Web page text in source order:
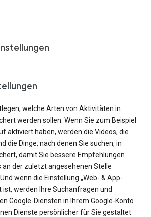
welche Arten von Aktivitäten in
werden sollen. Wenn Sie zum Beispiel
aktiviert haben, werden die Videos, die
die Dinge, nach denen Sie suchen, in
damit Sie bessere Empfehlungen
an der zuletzt angesehenen Stelle
wenn die Einstellung „Web- & App-
werden Ihre Suchanfragen und
Google-Diensten in Ihrem Google-Konto
Dienste persönlicher für Sie gestaltet